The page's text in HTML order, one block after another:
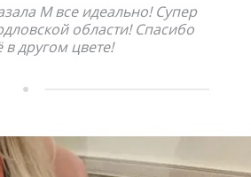
М все идеально! Супер
области! Спасибо
другом цвете!